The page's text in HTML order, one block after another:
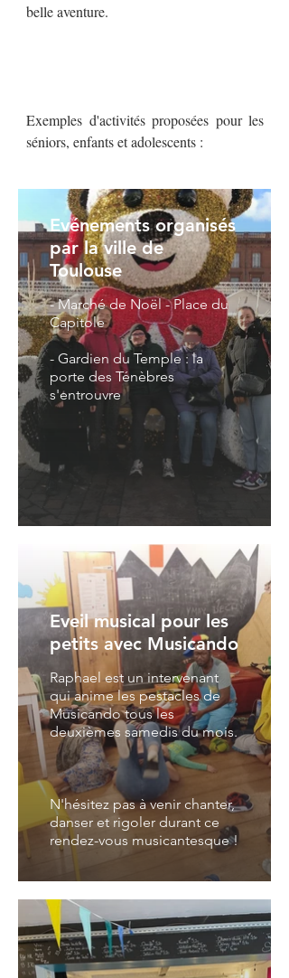
belle aventure.
Exemples d'activités proposées pour les
séniors, enfants et adolescents :
Evénements organisés
par la ville de
Toulouse
- Marché de Noël - Place du
Capitole
- Gardien du Temple : la
porte des Ténèbres
s'entrouvre
Eveil musical pour les
petits avec Musicando
Raphael est un intervenant
qui anime les pestacles de
Musicando tous les
deuxièmes samedis du mois.
N'hésitez pas à venir chanter,
danser et rigoler durant ce
rendez-vous musicantesque !